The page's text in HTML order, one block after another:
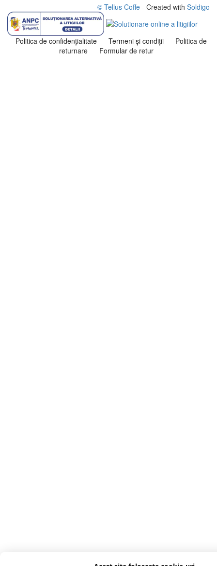
© Tellus Coffe - Created with Soldigo
Politica de confidenţialitate Termeni şi condiţii
Politica de
returnare
Formular de retur